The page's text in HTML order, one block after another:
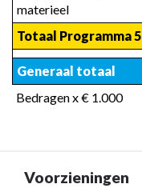
materieel
Totaal Programma 5
Generaal totaal
Bedragen x € 1.000
Voorzieningen